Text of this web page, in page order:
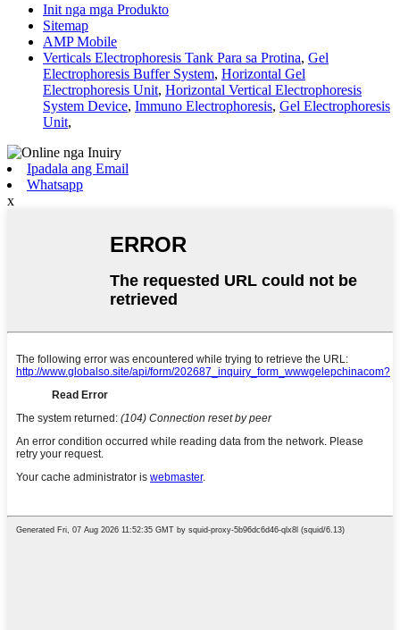
Init nga mga Produkto
Sitemap
AMP Mobile
Verticals Electrophoresis Tank Para sa Protina, Gel
Electrophoresis Buffer System, Horizontal Gel
Electrophoresis Unit, Horizontal Vertical Electrophoresis
System Device, Immuno Electrophoresis, Gel Electrophoresis
Unit,
Ipadala ang Email
Whatsapp
x